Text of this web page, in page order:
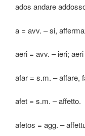
ados andare
a = avv. – si,
aeri = avv. – ieri;
afar = s.m. – affare,
afet = s.m. – affetto.
afetos = agg. –